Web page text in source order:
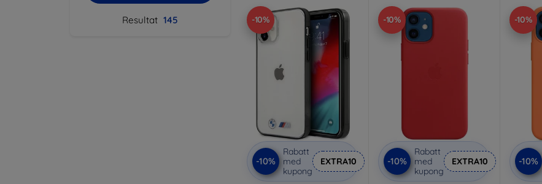
Resultat 145 -10%
-10%
Rabatt
med
kupong
EXTRA10
-10%
-10%
Rabatt
med
kupong
EXTRA10
-10%
-10%